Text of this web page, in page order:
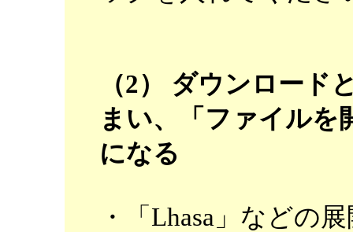
（2） ダウンロード
まい、「ファイルを
になる
・「Lhasa」などの